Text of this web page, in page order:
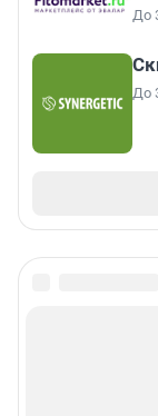
До
До